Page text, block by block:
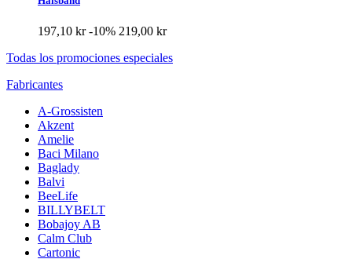
197,10 kr-10% 219,00 kr
Todas los promociones especiales
Fabricantes
A-Grossisten
Akzent
Amelie
Baci Milano
Baglady
Balvi
BeeLife
BILLYBELT
Bobajoy AB
Calm Club
Cartonic